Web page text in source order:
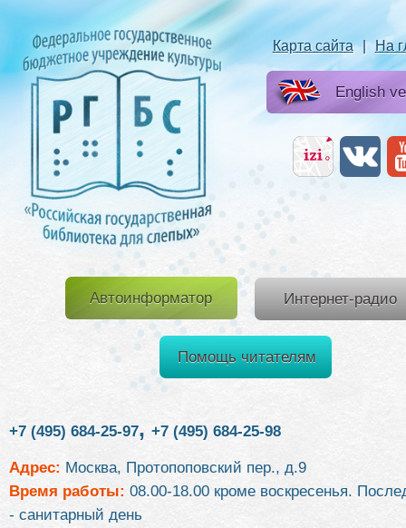
Карта сайта | На
English
Автоинформатор Интернет-радио
Помощь читателям
+7 (495) 684-25-97, +7 (495) 684-25-98
Адрес: Москва, Протопоповский пер., д.9
Время работы: 08.00-18.00 кроме воскресенья.
- санитарный день